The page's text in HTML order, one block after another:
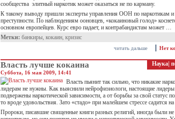
сообщества элитный наркотик может оказаться не по карману.
К такому выводу пришли эксперты управления ООН по наркотикам и
преступности. По наблюдениям ооновцев, «кокаиновый голод»
основном европейцев. Курс евро падает, и контрабандистам может …
Метки: банкиры, кокаин, кризис
Нет
читать дальше
Наука
Власть лучше кокаина
Суббота, 16 мая 2009, 14:41
Власть пьянит так сильно, что никакие
лидерам не нужны. Как выяснили нейрофизиологи, настоящие
подвержены наркотической зависимости, а от борьбы за свой статус
то вроде удовольствия. Зато «стадо» при малейшем стрессе садится на
Пророки, писавшие священные книги разных религий, иногда были